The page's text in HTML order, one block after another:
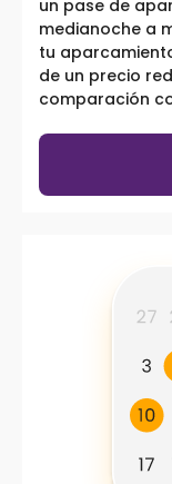
un pase de
medianoche a
tu
de un precio
comparación